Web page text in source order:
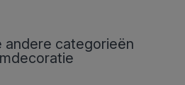
andere categorieën